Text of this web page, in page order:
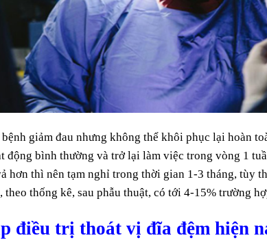
giảm đau nhưng không thể khôi phục lại hoàn
động bình thường và trở lại làm việc trong vòng 1
hơn thì nên tạm nghỉ trong thời gian 1-3 tháng, tùy
thống kê, sau phẫu thuật, có tới 4-15% trường
điều trị thoát vị đĩa đệm hiện